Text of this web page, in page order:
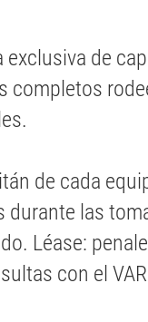
exclusiva de
completos
de cada
durante las
Léase:
con el